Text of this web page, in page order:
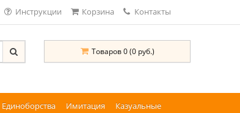
Инструкции Корзина Контакты
Товаров 0 (0 руб.)
Единоборства Имитация Казуальные